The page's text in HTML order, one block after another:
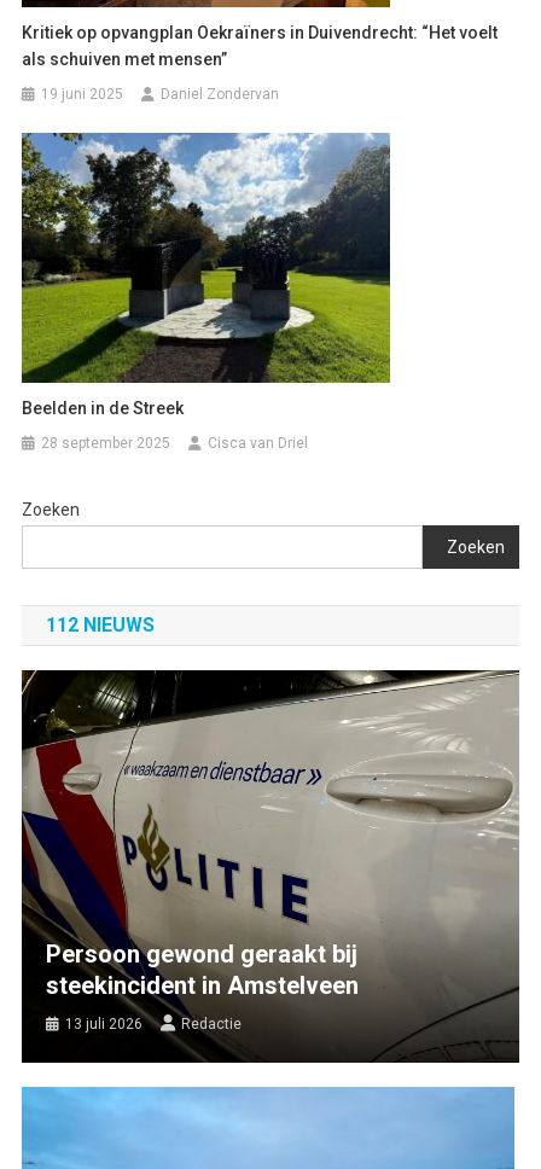
Kritiek op opvangplan Oekraïners in Duivendrecht: “Het voelt
als schuiven met mensen”
19 juni 2025 Daniel Zondervan
Beelden in de Streek
28 september 2025 Cisca van Driel
Zoeken
Zoeken
112 NIEUWS
Persoon gewond geraakt bij
steekincident in Amstelveen
13 juli 2026 Redactie